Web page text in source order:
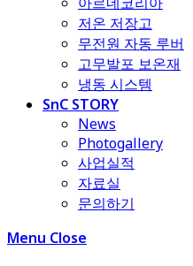
저온 저장고
무전원 자동 루버
고무발포 보온재
냉동 시스템
SnC STORY
News
Photogallery
사업실적
자료실
문의하기
Menu Close